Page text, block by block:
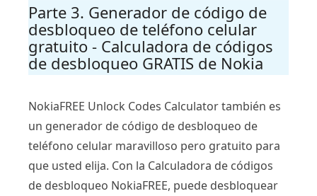
Parte 3. Generador de código de
desbloqueo de teléfono celular
gratuito - Calculadora de códigos
de desbloqueo GRATIS de Nokia
NokiaFREE Unlock Codes Calculator también es
un generador de código de desbloqueo de
teléfono celular maravilloso pero gratuito para
que usted elija. Con la Calculadora de códigos
de desbloqueo NokiaFREE, puede desbloquear